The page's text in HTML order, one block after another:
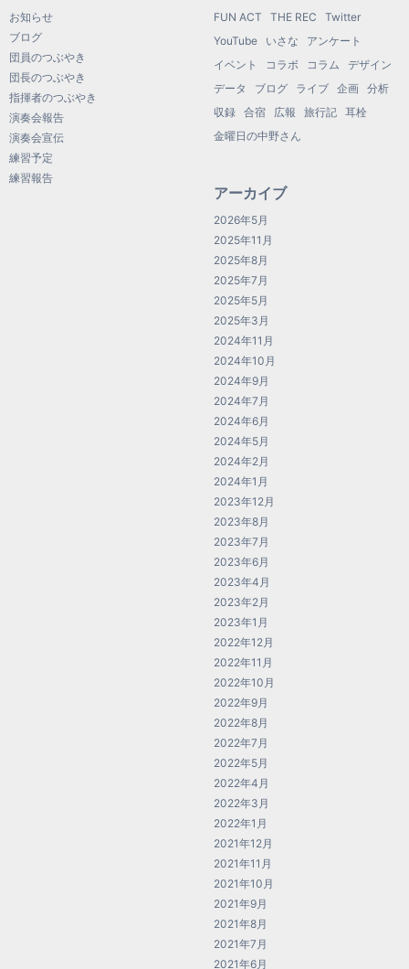
お知らせ
ブログ
団員のつぶやき
団長のつぶやき
指揮者のつぶやき
演奏会報告
演奏会宣伝
練習予定
練習報告
FUN ACT THE REC
Twitter
YouTube
いさな
アンケート
イベント
コラボ コラム
デザイン
データ
ブログ ライブ 企画
分析
収録
合宿 広報 旅行記
耳栓
金曜日の中野さん
アーカイブ
2026年5月
2025年11月
2025年8月
2025年7月
2025年5月
2025年3月
2024年11月
2024年10月
2024年9月
2024年7月
2024年6月
2024年5月
2024年2月
2024年1月
2023年12月
2023年8月
2023年7月
2023年6月
2023年4月
2023年2月
2023年1月
2022年12月
2022年11月
2022年10月
2022年9月
2022年8月
2022年7月
2022年5月
2022年4月
2022年3月
2022年1月
2021年12月
2021年11月
2021年10月
2021年9月
2021年8月
2021年7月
2021年6月